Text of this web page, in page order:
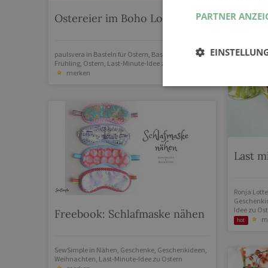
Ostereier im Boho Look
paulsvera in Basteln für Ostern Basteln
Frühling Ostern Last-Minute-Idee zu Ostern
merken
Last
Ronja Lotte
Idee zu
hot
Freebook: Schlafmaske nähen
SewSimple in Nähen, Geschenke, Geschenkideen,
Weihnachten, Last-Minute-Idee zu Ostern
PARTNER